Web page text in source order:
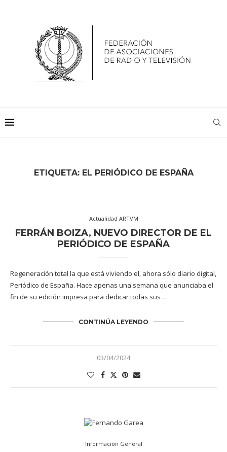
ETIQUETA: EL PERIÓDICO DE ESPAÑA
Actualidad ARTVM
FERRÁN BOIZA, NUEVO DIRECTOR DE EL
PERIÓDICO DE ESPAÑA
Regeneración total la que está viviendo el, ahora sólo diario digital,
Periódico de España. Hace apenas una semana que anunciaba el
fin de su edición impresa para dedicar todas sus …
CONTINÚA LEYENDO
03/04/2024
Información General